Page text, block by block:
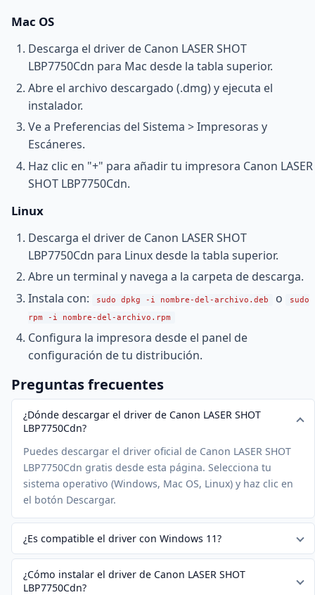
Mac OS
Descarga el driver de Canon LASER SHOT
LBP7750Cdn para Mac desde la tabla superior.
Abre el archivo descargado (.dmg) y ejecuta el
instalador.
Ve a Preferencias del Sistema > Impresoras y
Escáneres.
Haz clic en "+" para añadir tu impresora Canon LASER
SHOT LBP7750Cdn.
Linux
Descarga el driver de Canon LASER SHOT
LBP7750Cdn para Linux desde la tabla superior.
Abre un terminal y navega a la carpeta de descarga.
Instala con:
sudo dpkg -i nombre-del-archivo.deb o
sudo
rpm -i nombre-del-archivo.rpm
Configura la impresora desde el panel de
configuración de tu distribución.
Preguntas frecuentes
¿Dónde descargar el driver de Canon LASER SHOT
LBP7750Cdn?
Puedes descargar el driver oficial de Canon LASER SHOT
LBP7750Cdn gratis desde esta página. Selecciona tu
sistema operativo (Windows, Mac OS, Linux) y haz clic en
el botón Descargar.
¿Es compatible el driver con Windows 11?
¿Cómo instalar el driver de Canon LASER SHOT
LBP7750Cdn?